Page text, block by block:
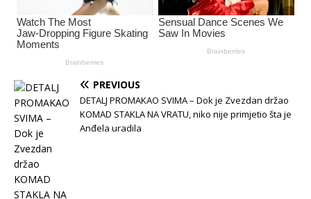
PREVIOUS
DETALJ PROMAKAO SVIMA – Dok je Zvezdan držao
KOMAD STAKLA NA VRATU, niko nije primjetio šta je
Anđela uradila